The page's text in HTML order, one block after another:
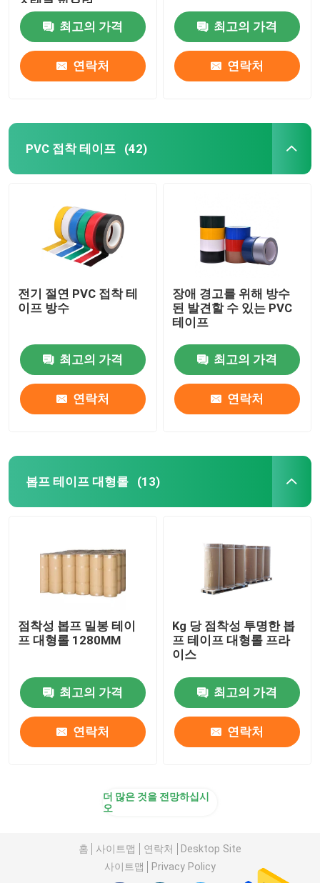
스테르 파우더
최고의 가격
연락처
최고의 가격
연락처
PVC 접착 테이프 (42)
전기 절연 PVC 접착 테
이프 방수
최고의 가격
연락처
장애 경고를 위해 방수
된 발견할 수 있는 PVC
테이프
최고의 가격
연락처
봅프 테이프 대형롤 (13)
점착성 봅프 밀봉 테이
프 대형롤 1280MM
최고의 가격
연락처
Kg 당 점착성 투명한 봅
프 테이프 대형롤 프라
이스
최고의 가격
연락처
더 많은 것을 전망하십시
오
홈 사이트맵 연락처
Desktop Site
사이트맵
Privacy Policy